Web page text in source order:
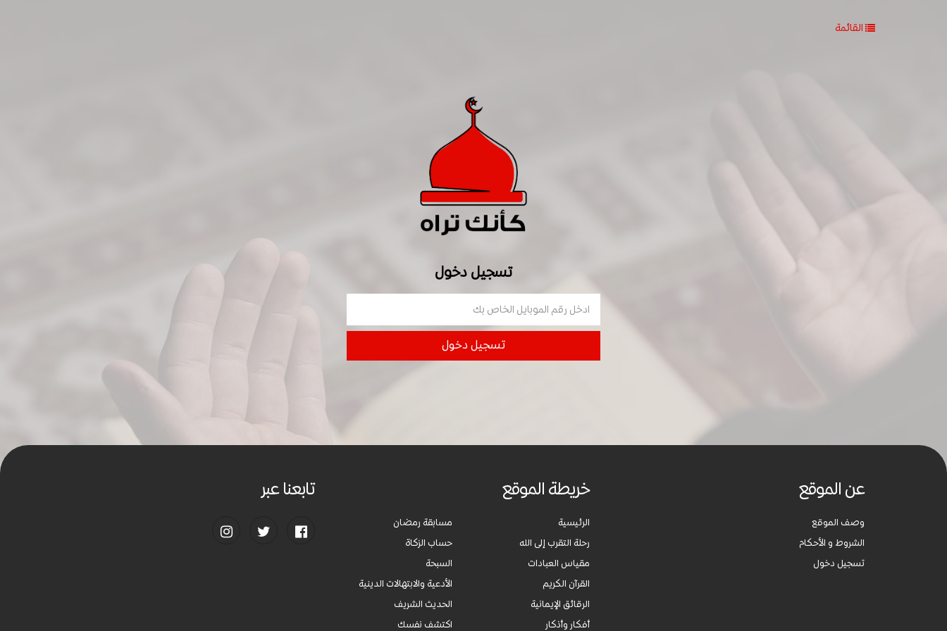
القائمة
تسجيل دخول
عن الموقع
وصف الموقع
الشروط و الأحكام
تسجيل دخول
خريطة الموقع
الرئيسية مسابقة رمضان
رحلة التقرب إلى الله حساب الزكاة
مقياس العبادات السبحة
القرآن الكريم الأدعية والابتهالات الدينية
الرقائق الإيمانية الحديث الشريف
أفكار وأذكار اكتشف نفسك
تابعنا عبر